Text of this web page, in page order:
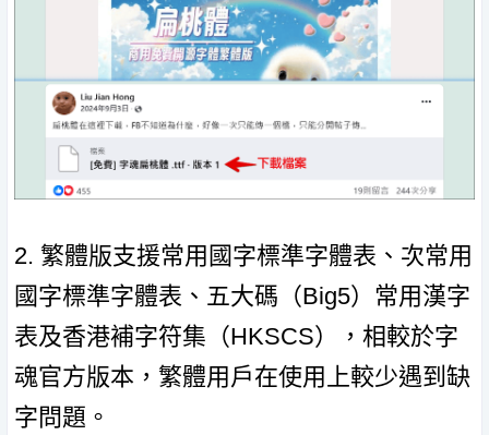
2. 繁體版支援常用國字標準字體表、次常用
國字標準字體表、五大碼（Big5）常用漢字
表及香港補字符集（HKSCS），相較於字
魂官方版本，繁體用戶在使用上較少遇到缺
字問題。